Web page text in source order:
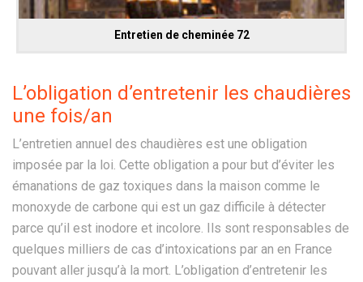
Entretien de cheminée 72
L’obligation d’entretenir les chaudières
une fois/an
L’entretien annuel des chaudières est une obligation
imposée par la loi. Cette obligation a pour but d’éviter les
émanations de gaz toxiques dans la maison comme le
monoxyde de carbone qui est un gaz difficile à détecter
parce qu’il est inodore et incolore. Ils sont responsables de
quelques milliers de cas d’intoxications par an en France
pouvant aller jusqu’à la mort. L’obligation d’entretenir les